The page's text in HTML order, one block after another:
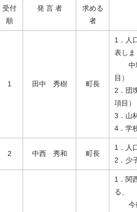
受付
順
発 言 者
求める
者
1 田中 秀樹 町長
1．人
表しま
中塚
目）
2．団
項目）
3．山
4．学
2 中西 秀和 町長
1．人
2．少
1．関
る、
今後